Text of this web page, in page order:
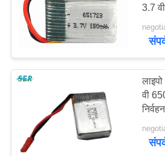
3.7
वी